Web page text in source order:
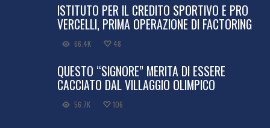
ISTITUTO PER IL CREDITO SPORTIVO E PRO
VERCELLI, PRIMA OPERAZIONE DI FACTORING
66.4K 48
QUESTO “SIGNORE” MERITA DI ESSERE
CACCIATO DAL VILLAGGIO OLIMPICO
56.7K 106